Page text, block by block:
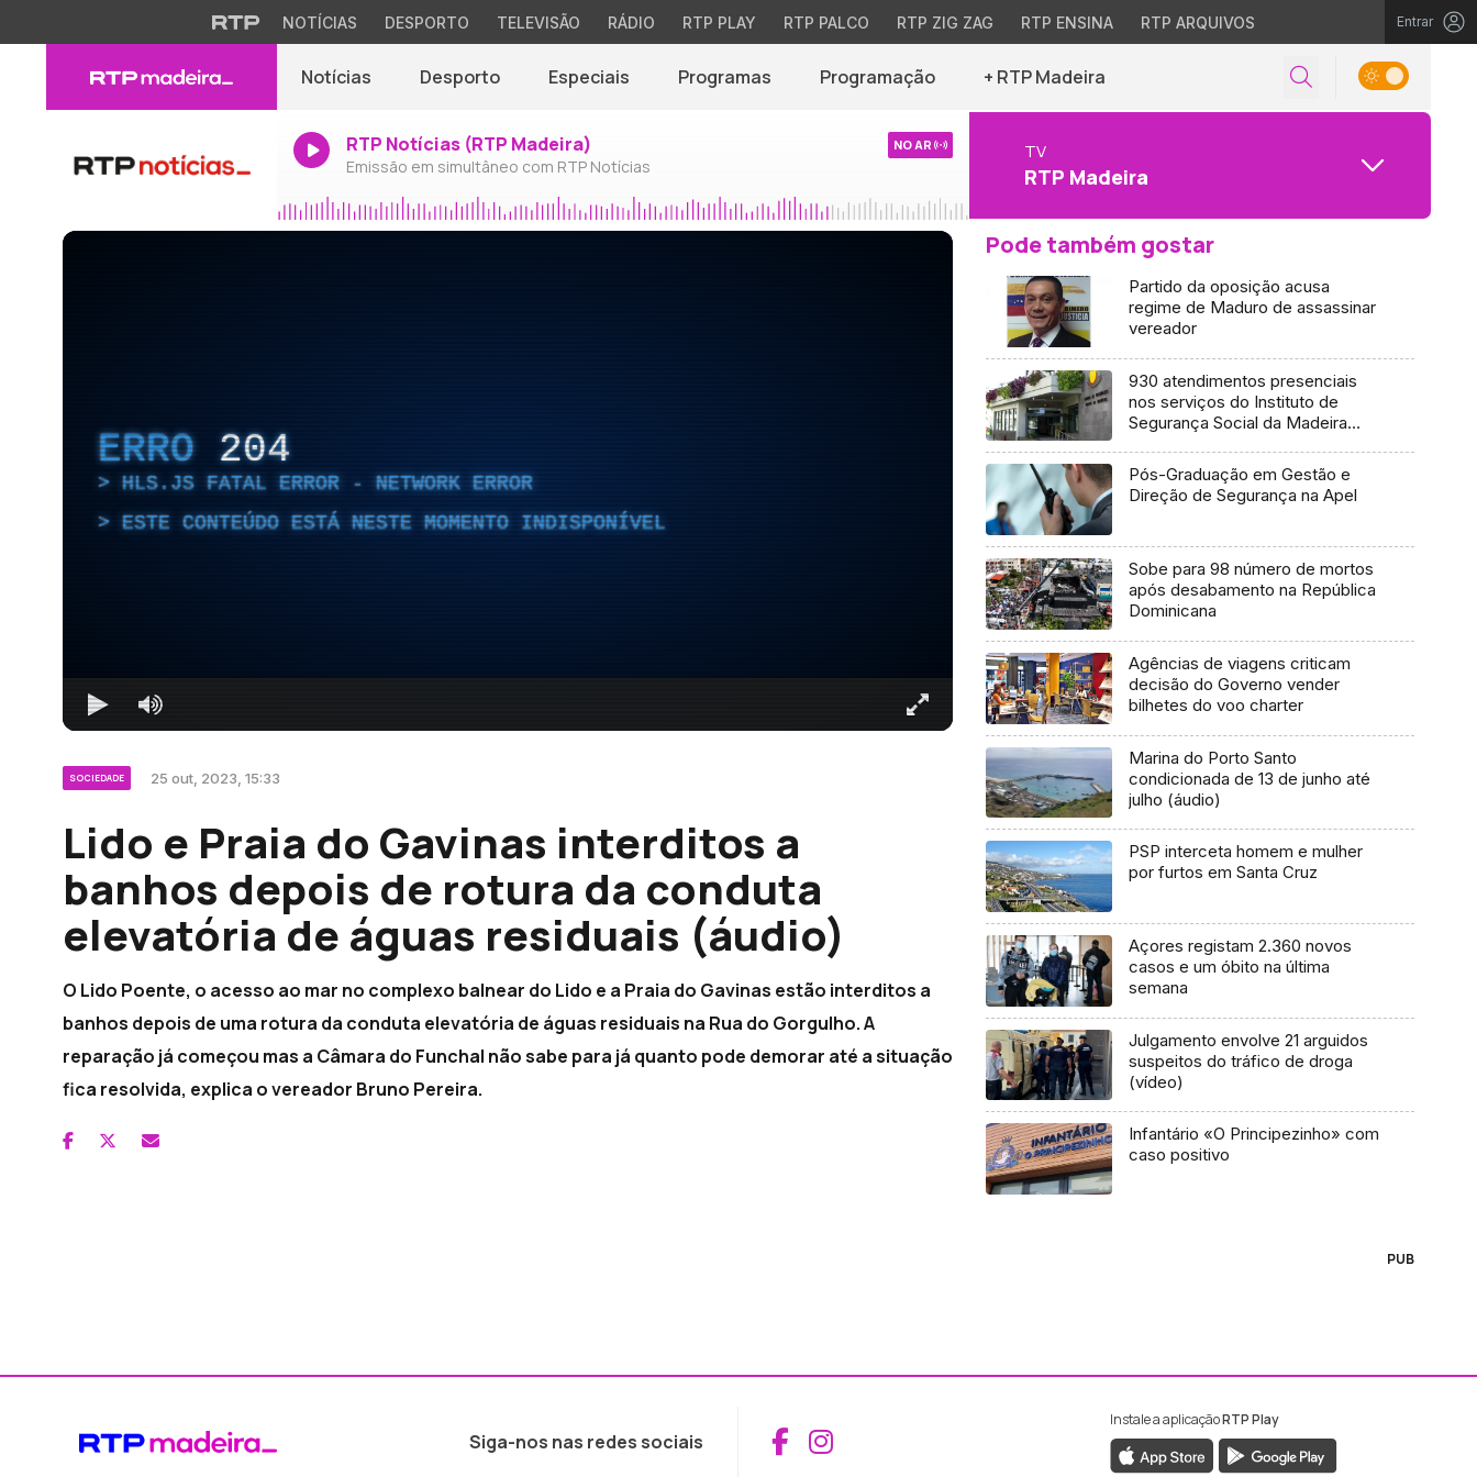
NOTÍCIAS DESPORTO TELEVISÃO RÁDIO RTP PLAY RTP PALCO RTP ZIG ZAG RTP ENSINA RTP ARQUIVOS Entrar
Notícias Desporto Especiais Programas Programação + RTP Madeira
RTP Notícias (RTP Madeira)
Emissão em simultâneo com RTP Notícias
NO AR TV
RTP Madeira
ERRO 204
HLS.JS FATAL ERROR - NETWORK ERROR
ESTE CONTEÚDO ESTÁ NESTE MOMENTO INDISPONÍVEL
SOCIEDADE 25 out, 2023, 15:33
Lido e Praia do Gavinas interditos a
banhos depois de rotura da conduta
elevatória de águas residuais (áudio)
O Lido Poente, o acesso ao mar no complexo balnear do Lido e a Praia do Gavinas estão interditos a
banhos depois de uma rotura da conduta elevatória de águas residuais na Rua do Gorgulho. A
reparação já começou mas a Câmara do Funchal não sabe para já quanto pode demorar até a situação
fica resolvida, explica o vereador Bruno Pereira.
Pode também gostar
Partido da oposição acusa
regime de Maduro de assassinar
vereador
930 atendimentos presenciais
nos serviços do Instituto de
Segurança Social da Madeira
Pós-Graduação em Gestão e
Direção de Segurança na Apel
Sobe para 98 número de mortos
após desabamento na República
Dominicana
Agências de viagens criticam
decisão do Governo vender
bilhetes do voo charter
Marina do Porto Santo
condicionada de 13 de junho até
julho (áudio)
PSP interceta homem e mulher
por furtos em Santa Cruz
Açores registam 2.360 novos
casos e um óbito na última
semana
Julgamento envolve 21 arguidos
suspeitos do tráfico de droga
(vídeo)
Infantário «O Principezinho» com
caso positivo
PUB
Siga-nos nas redes sociais Aceder ao Facebook da RTP Madeira
Aceder ao Instagram da RTP Madeira
Instale a aplicaçãoRTP Play